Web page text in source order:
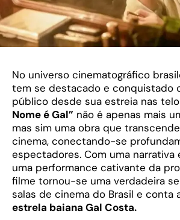
No universo cinematográfico
tem se destacado e conquistado
público desde sua estreia nas
Nome é Gal” não é apenas mais
mas sim uma obra que
cinema, conectando-se
espectadores. Com uma narrativa
uma performance cativante da
filme tornou-se uma verdadeira
salas de cinema do Brasil e conta
estrela baiana Gal Costa.